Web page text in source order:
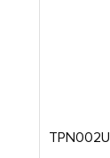
TPN002U